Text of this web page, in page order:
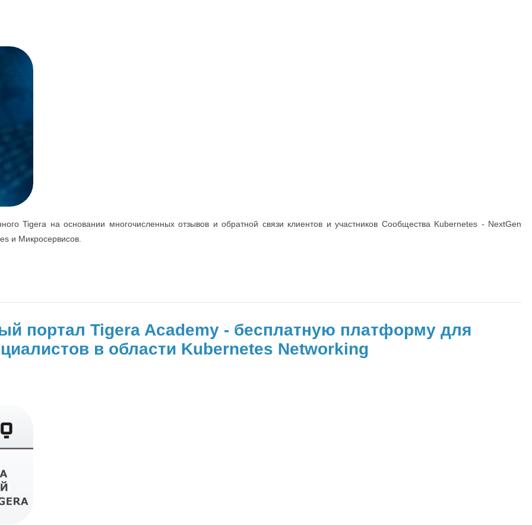
Tigera на основании многочисленных отзывов и обратной связи клиентов и участников Сообщества Kubernetes - NextGen
и Микросервисов.
портал Tigera Academy - бесплатную платформу для
в области Kubernetes Networking